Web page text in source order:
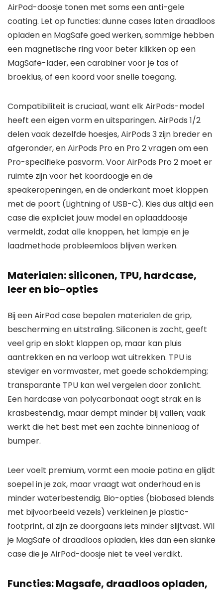
AirPod-doosje tonen met soms een anti-gele
coating. Let op functies: dunne cases laten draadloos
opladen en MagSafe goed werken, sommige hebben
een magnetische ring voor beter klikken op een
MagSafe-lader, een carabiner voor je tas of
broeklus, of een koord voor snelle toegang.
Compatibiliteit is cruciaal, want elk AirPods-model
heeft een eigen vorm en uitsparingen. AirPods 1/2
delen vaak dezelfde hoesjes, AirPods 3 zijn breder en
afgeronder, en AirPods Pro en Pro 2 vragen om een
Pro-specifieke pasvorm. Voor AirPods Pro 2 moet er
ruimte zijn voor het koordoogje en de
speakeropeningen, en de onderkant moet kloppen
met de poort (Lightning of USB-C). Kies dus altijd een
case die expliciet jouw model en oplaaddoosje
vermeldt, zodat alle knoppen, het lampje en je
laadmethode probleemloos blijven werken.
Materialen: siliconen, TPU, hardcase,
leer en bio-opties
Bij een AirPod case bepalen materialen de grip,
bescherming en uitstraling. Siliconen is zacht, geeft
veel grip en slokt klappen op, maar kan pluis
aantrekken en na verloop wat uitrekken. TPU is
steviger en vormvaster, met goede schokdemping;
transparante TPU kan wel vergelen door zonlicht.
Een hardcase van polycarbonaat oogt strak en is
krasbestendig, maar dempt minder bij vallen; vaak
werkt die het best met een zachte binnenlaag of
bumper.
Leer voelt premium, vormt een mooie patina en glijdt
soepel in je zak, maar vraagt wat onderhoud en is
minder waterbestendig. Bio-opties (biobased blends
met bijvoorbeeld vezels) verkleinen je plastic-
footprint, al zijn ze doorgaans iets minder slijtvast. Wil
je MagSafe of draadloos opladen, kies dan een slanke
case die je AirPod-doosje niet te veel verdikt.
Functies: Magsafe, draadloos opladen,